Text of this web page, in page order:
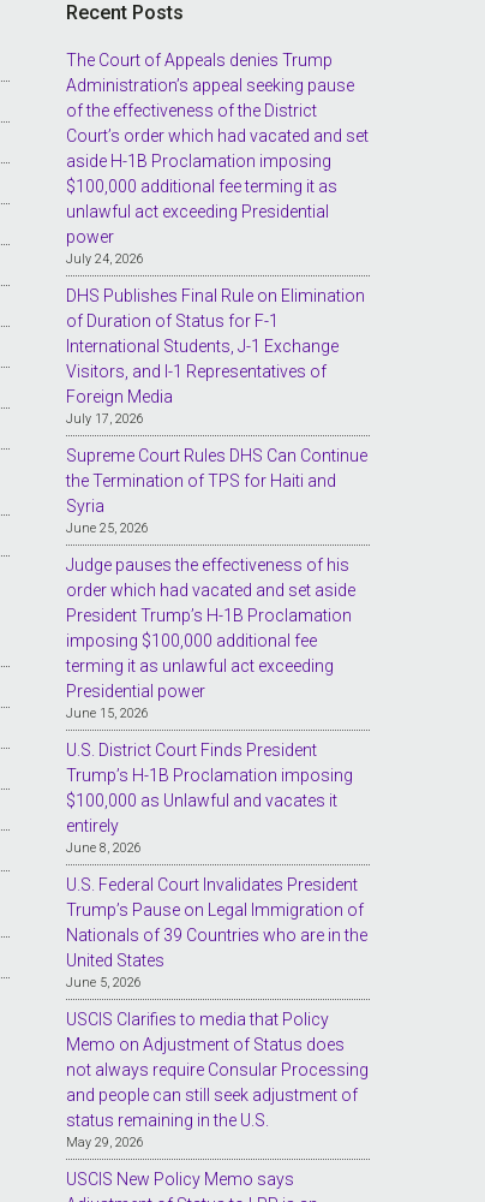
Recent Posts
The Court of Appeals denies Trump
Administration’s appeal seeking pause
of the effectiveness of the District
Court’s order which had vacated and set
aside H-1B Proclamation imposing
$100,000 additional fee terming it as
unlawful act exceeding Presidential
power
July 24, 2026
DHS Publishes Final Rule on Elimination
of Duration of Status for F-1
International Students, J-1 Exchange
Visitors, and I-1 Representatives of
Foreign Media
July 17, 2026
Supreme Court Rules DHS Can Continue
the Termination of TPS for Haiti and
Syria
June 25, 2026
Judge pauses the effectiveness of his
order which had vacated and set aside
President Trump’s H-1B Proclamation
imposing $100,000 additional fee
terming it as unlawful act exceeding
Presidential power
June 15, 2026
U.S. District Court Finds President
Trump’s H-1B Proclamation imposing
$100,000 as Unlawful and vacates it
entirely
June 8, 2026
U.S. Federal Court Invalidates President
Trump’s Pause on Legal Immigration of
Nationals of 39 Countries who are in the
United States
June 5, 2026
USCIS Clarifies to media that Policy
Memo on Adjustment of Status does
not always require Consular Processing
and people can still seek adjustment of
status remaining in the U.S.
May 29, 2026
USCIS New Policy Memo says